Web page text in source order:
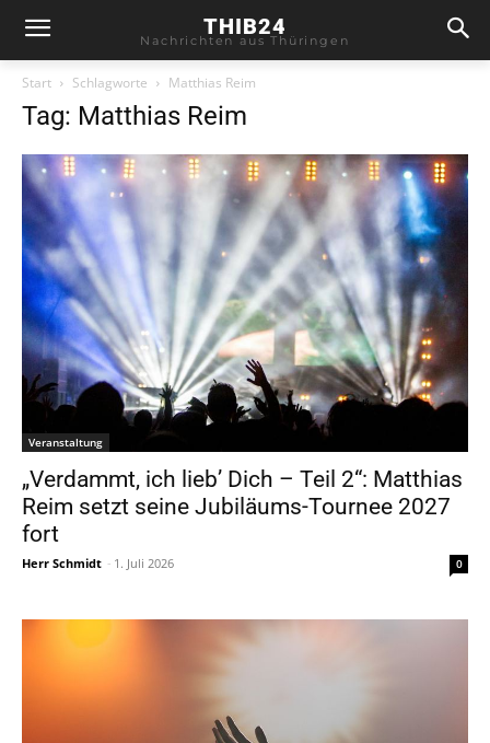
THIB24
Nachrichten aus Thüringen
Start Schlagworte Matthias Reim
Tag: Matthias Reim
Veranstaltung
„Verdammt, ich lieb’ Dich – Teil 2“: Matthias
Reim setzt seine Jubiläums-Tournee 2027
fort
Herr Schmidt - 1. Juli 2026 0